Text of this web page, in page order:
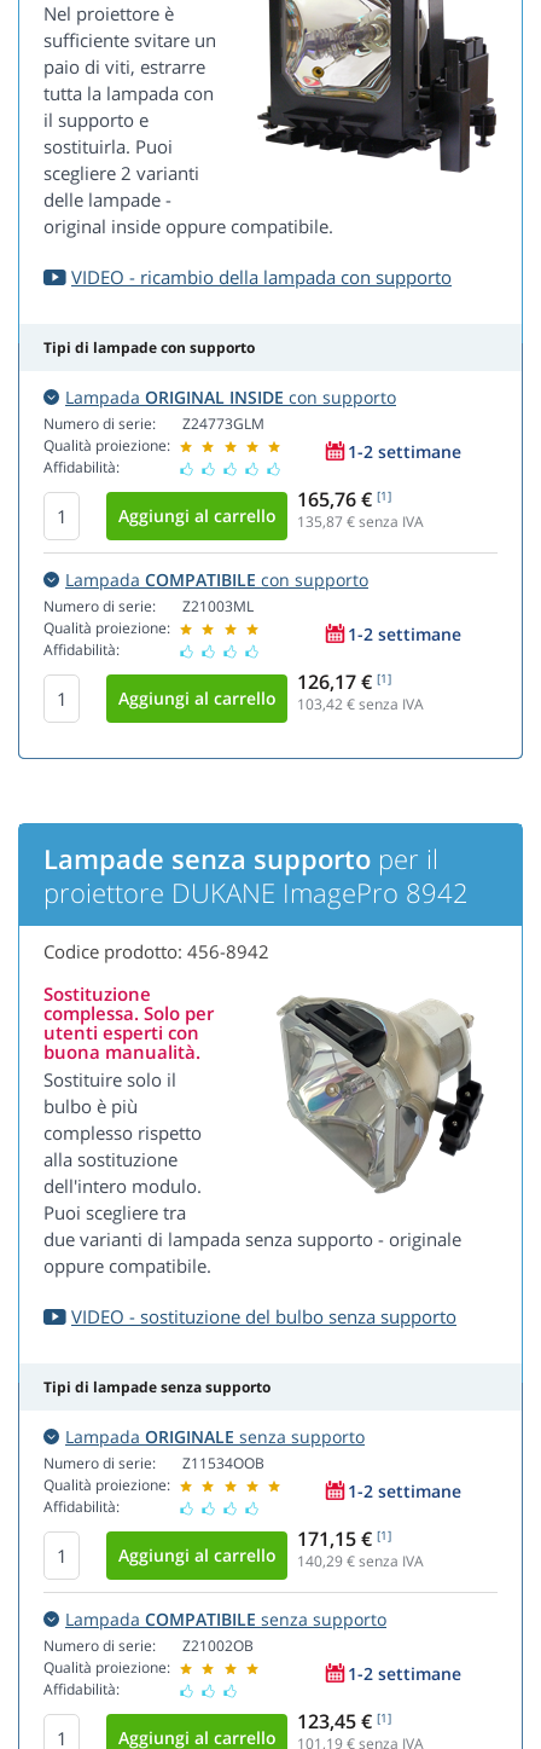
Nel proiettore è
sufficiente svitare un
paio di viti, estrarre
tutta la lampada con
il supporto e
sostituirla. Puoi
scegliere 2 varianti
delle lampade -
original inside oppure compatibile.
VIDEO - ricambio della lampada con supporto
Tipi di lampade con supporto
Lampada ORIGINAL INSIDE con supporto
Numero di serie:
Qualità proiezione:
Affidabilità:
Z24773GLM
1-2 settimane
165,76 € [1]
135,87 € senza IVA
Lampada COMPATIBILE con supporto
Numero di serie:
Qualità proiezione:
Affidabilità:
Z21003ML
1-2 settimane
126,17 € [1]
103,42€ senza IVA
Lampade senza supporto per il
proiettore DUKANE ImagePro 8942
Codice prodotto: 456-8942
Sostituzione
complessa. Solo per
utenti esperti con
buona manualità.
Sostituire solo il
bulbo è più
complesso rispetto
alla sostituzione
dell'intero modulo.
Puoi scegliere tra
due varianti di lampada senza supporto - originale
oppure compatibile.
VIDEO - sostituzione del bulbo senza supporto
Tipi di lampade senza supporto
Lampada ORIGINALE senza supporto
Numero di serie:
Qualità proiezione:
Affidabilità:
Z11534OOB
1-2 settimane
171,15 € [1]
140,29€ senza IVA
Lampada COMPATIBILE senza supporto
Numero di serie:
Qualità proiezione:
Affidabilità:
Z21002OB
1-2 settimane
123,45 € [1]
101,19€ senza IVA